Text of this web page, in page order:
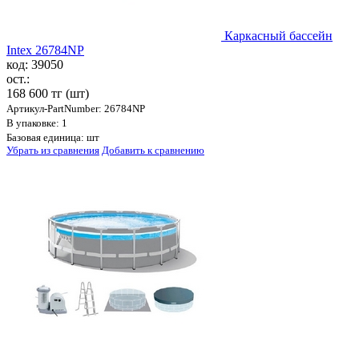
Каркасный бассейн
Intex 26784NP
код: 39050
ост.:
168 600 тг (шт)
Артикул-PartNumber: 26784NP
В упаковке: 1
Базовая единица: шт
Убрать из сравнения Добавить к сравнению